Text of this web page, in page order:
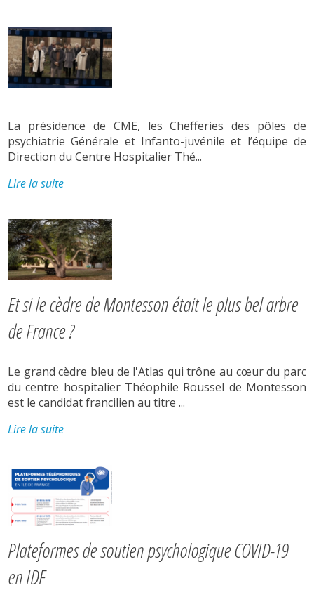
La présidence de CME, les Chefferies des pôles de
psychiatrie Générale et Infanto-juvénile et l’équipe de
Direction du Centre Hospitalier Thé...
Lire la suite
Et si le cèdre de Montesson était le plus bel arbre
de France ?
Le grand cèdre bleu de l'Atlas qui trône au cœur du parc
du centre hospitalier Théophile Roussel de Montesson
est le candidat francilien au titre ...
Lire la suite
Plateformes de soutien psychologique COVID-19
en IDF